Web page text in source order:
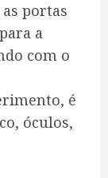
portas
a
com o
é
óculos,